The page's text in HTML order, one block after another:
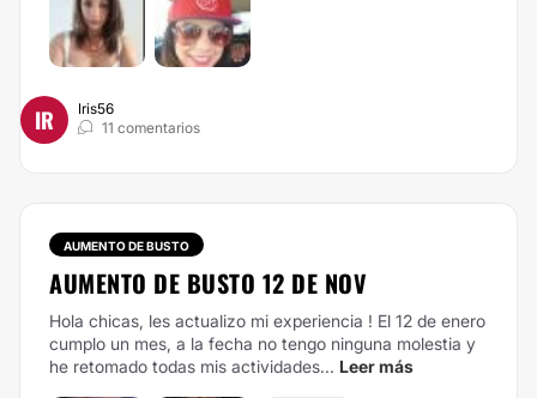
IR
Iris56
11 comentarios
AUMENTO DE BUSTO
AUMENTO DE BUSTO 12 DE NOV
Hola chicas, les actualizo mi experiencia ! El 12 de enero
cumplo un mes, a la fecha no tengo ninguna molestia y
he retomado todas mis actividades... Leer más